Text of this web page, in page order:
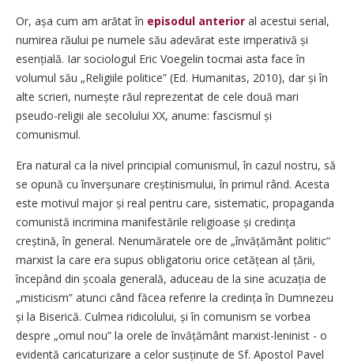
Or, așa cum am arătat în episodul anterior al acestui serial,
numirea răului pe numele său adevărat este imperativă și
esențială. Iar sociologul Eric Voegelin tocmai asta face în
volumul său „Religiile politice” (Ed. Humanitas, 2010), dar și în
alte scrieri, numește răul reprezentat de cele două mari
pseudo-religii ale secolului XX, anume: fascismul și
comunismul.
Era natural ca la nivel principial comunismul, în cazul nostru, să
se opună cu înver­șunare creștinismului, în primul rând. Acesta
este motivul major și real pentru care, sistematic, propaganda
comunistă incrimina manifestările religioase și credința
creștină, în general. Nenumăratele ore de „învățământ politic”
marxist la care era supus obligatoriu orice cetățean al țării,
începând din școala generală, aduceau de la sine acuzația de
„misticism” atunci când făcea referire la credința în Dumnezeu
și la Biserică. Culmea ridicolului, și în comunism se vorbea
despre „omul nou” la orele de învățământ marxist-leninist - o
evidentă caricaturizare a celor susținute de Sf. Apostol Pavel